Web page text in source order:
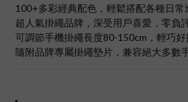
100+多彩經典配色，輕鬆搭配各種日常
超人氣掛繩品牌，深受用戶喜愛，零負
可調節手機掛繩長度80-150cm，輕巧好
隨附品牌專屬掛繩墊片，兼容絕大多數